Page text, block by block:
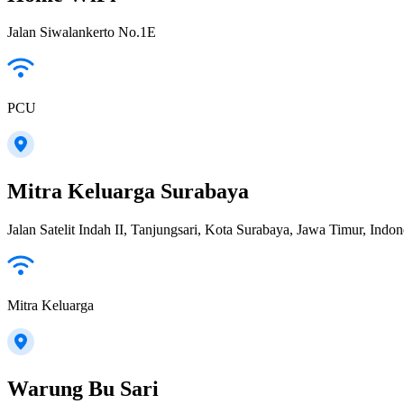
Jalan Siwalankerto No.1E
PCU
Mitra Keluarga Surabaya
Jalan Satelit Indah II, Tanjungsari, Kota Surabaya, Jawa Timur,
Mitra Keluarga
Warung Bu Sari